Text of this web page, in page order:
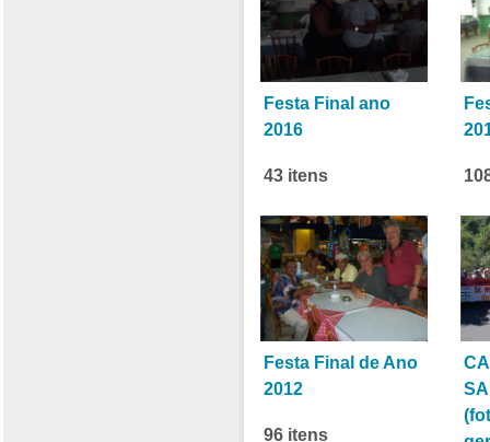
Festa Final ano
2016
43 itens
Festa Final de Ano
2012
96 itens